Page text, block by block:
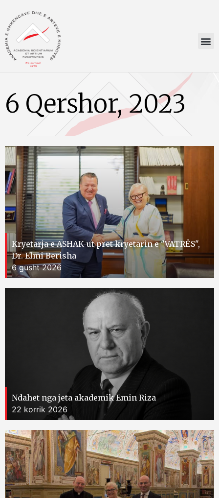
6 Qershor, 2023
Kryetarja e ASHAK-ut pret kryetarin e "VATRËS",
Dr. Elmi Berisha
6 gusht 2026
Ndahet nga jeta akademik Emin Riza
22 korrik 2026